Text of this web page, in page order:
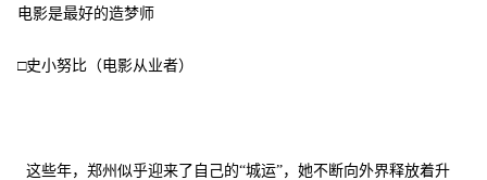
电影是最好的造梦师
□史小努比（电影从业者）
这些年，郑州似乎迎来了自己的“城运”，她不断向外界释放着升